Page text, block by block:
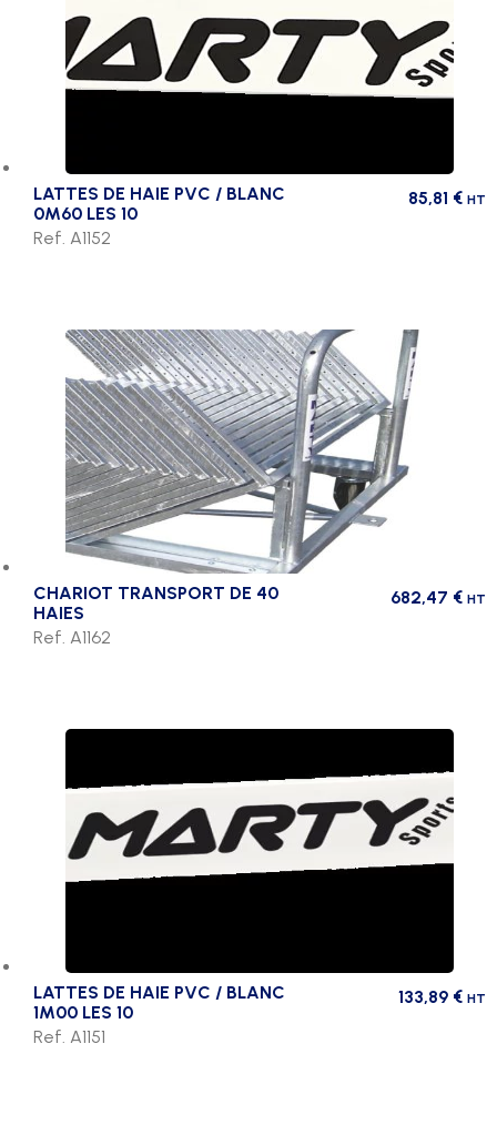
LATTES DE HAIE PVC / BLANC
0M60 LES 10
85,81 € HT
Ref. A1152
CHARIOT TRANSPORT DE 40
HAIES
682,47 € HT
Ref. A1162
LATTES DE HAIE PVC / BLANC
1M00 LES 10
133,89 € HT
Ref. A1151